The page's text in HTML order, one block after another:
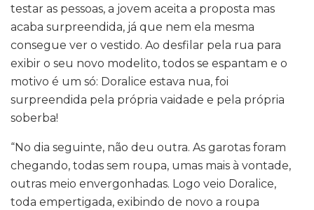
testar as pessoas, a jovem aceita a proposta mas
acaba surpreendida, já que nem ela mesma
consegue ver o vestido. Ao desfilar pela rua para
exibir o seu novo modelito, todos se espantam e o
motivo é um só: Doralice estava nua, foi
surpreendida pela própria vaidade e pela própria
soberba!
“No dia seguinte, não deu outra. As garotas foram
chegando, todas sem roupa, umas mais à vontade,
outras meio envergonhadas. Logo veio Doralice,
toda empertigada, exibindo de novo a roupa